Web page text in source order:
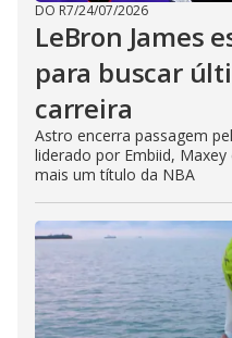
DO R7/24/07/2026
LeBron James
para buscar
carreira
Astro encerra passagem
liderado por Embiid,
mais um título da NBA